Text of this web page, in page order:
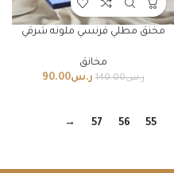
مخنق مطلي فرنسي ملونه شرقي
مخانق
ر.س140.00 ر.س90.00
55
56
57
→